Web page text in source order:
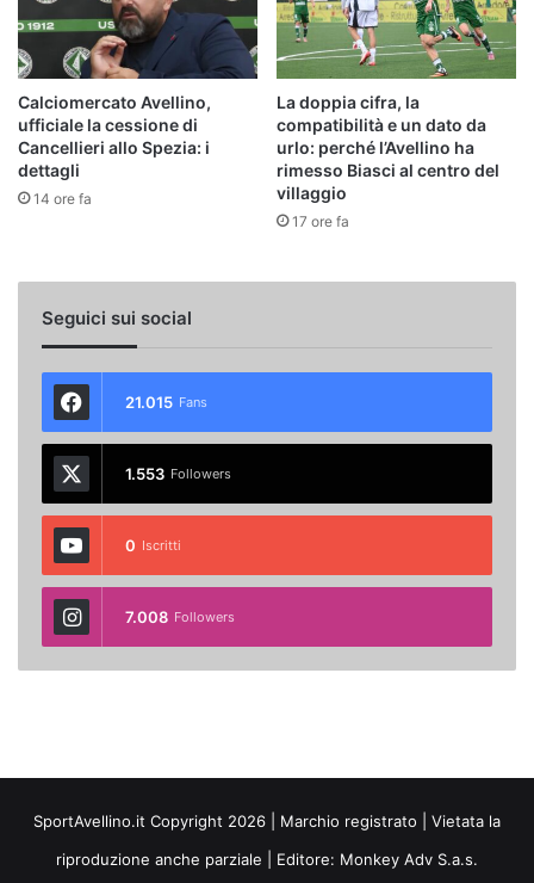
Calciomercato Avellino,
ufficiale la cessione di
Cancellieri allo Spezia: i
dettagli
14 ore fa
La doppia cifra, la
compatibilità e un dato da
urlo: perché l’Avellino ha
rimesso Biasci al centro del
villaggio
17 ore fa
Seguici sui social
21.015 Fans
1.553 Followers
0 Iscritti
7.008 Followers
SportAvellino.it Copyright 2026 | Marchio registrato | Vietata la
riproduzione anche parziale | Editore: Monkey Adv S.a.s.